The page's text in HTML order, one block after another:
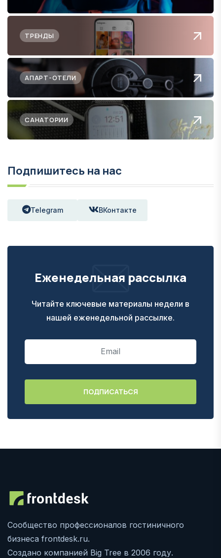
ТРЕНДЫ
АПАРТ-ОТЕЛИ
САНАТОРИИ
Подпишитесь на нас
Telegram ВКонтакте
Еженедельная рассылка
Читайте ключевые материалы недели в
нашей еженедельной рассылке.
Сообщество профессионалов гостиничного
бизнеса frontdesk.ru.
Создано компанией Big Tree в 2006 году.